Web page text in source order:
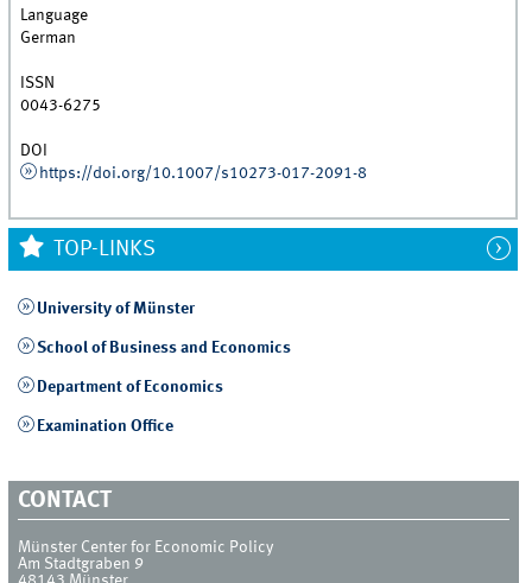
Language
German
ISSN
0043-6275
DOI
https://doi.org/10.1007/s10273-017-2091-8
TOP-LINKS
University of Münster
School of Business and Economics
Department of Economics
Examination Office
CONTACT
Münster Center for Economic Policy
Am Stadtgraben 9